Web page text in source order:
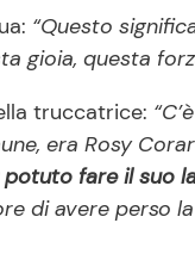
“Questo
gioia, questa
truccatrice:
era Rosy
fare il suo
di avere perso